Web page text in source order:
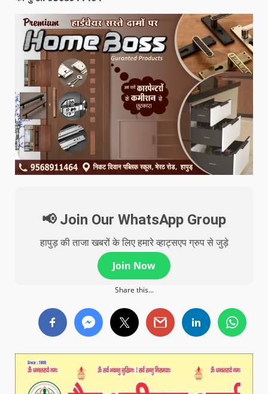
📢 Join Our WhatsApp Group
हापुड़ की ताजा खबरों के लिए हमारे व्हाट्सएप ग्रुप से जुड़े
Join Now
Share this...